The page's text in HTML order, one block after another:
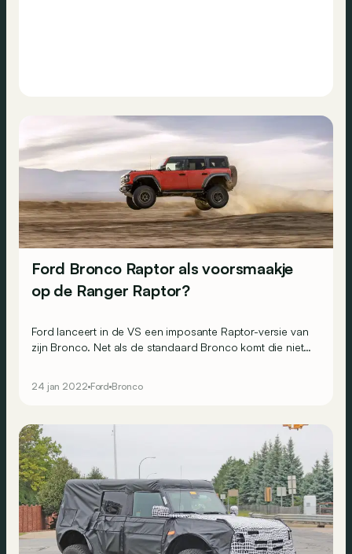
Ford Bronco Raptor als voorsmaakje
op de Ranger Raptor?
Ford lanceert in de VS een imposante Raptor-versie van
zijn Bronco. Net als de standaard Bronco komt die niet
24 jan 2022 Ford Bronco